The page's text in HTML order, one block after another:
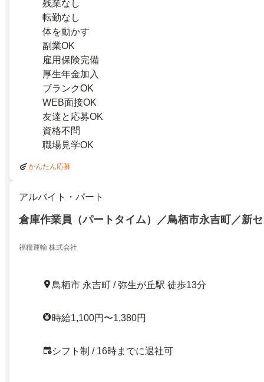
残業なし
転勤なし
体を動かす
副業OK
雇用保険完備
厚生年金加入
ブランクOK
WEB面接OK
友達と応募OK
資格不問
職場見学OK
かんたん応募
アルバイト・パート
倉庫作業員（パートタイム）／鳥栖市永吉町／新
福糧運輸 株式会社
鳥栖市 永吉町 / 弥生が丘駅 徒歩13分
時給1,100円〜1,380円
シフト制 / 16時までに退社可